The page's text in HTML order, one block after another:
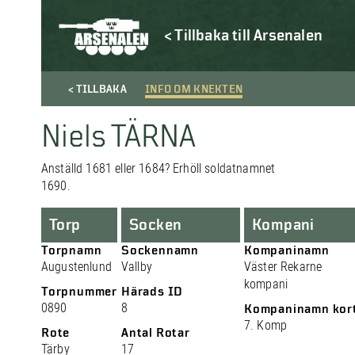
< Tillbaka till Arsenalen
< TILLBAKA INFO OM KNEKTEN
Niels TÄRNA
Anställd 1681 eller 1684? Erhöll soldatnamnet
1690.
Torp
Torpnamn
Augustenlund
Torpnummer
0890
Rote
Tärby
Socken
Sockennamn
Vallby
Härads ID
8
Antal Rotar
17
Kompani
Kompaninamn
Väster Rekarne
kompani
Kompaninamn
7. Komp